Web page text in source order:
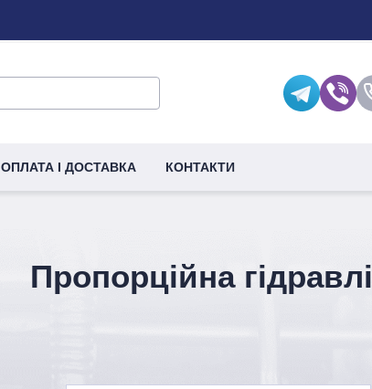
ОПЛАТА І ДОСТАВКА КОНТАКТИ
Пропорційна